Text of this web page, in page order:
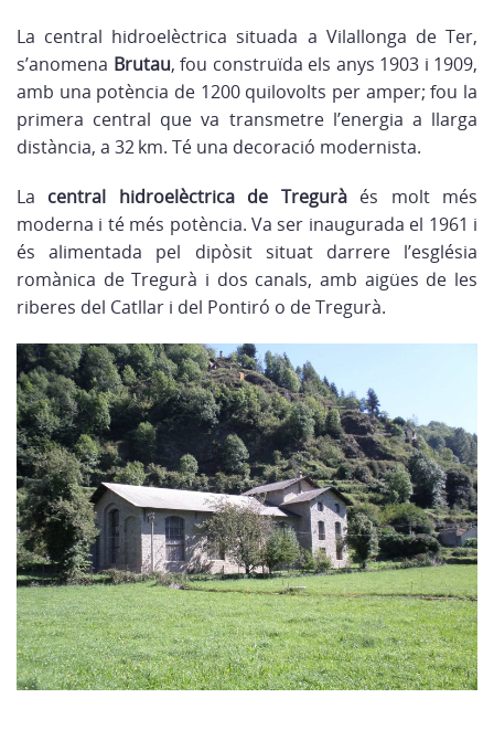
La central hidroelèctrica situada a Vilallonga de Ter,
s’anomena Brutau, fou construïda els anys 1903 i 1909,
amb una potència de 1200 quilovolts per amper; fou la
primera central que va transmetre l’energia a llarga
distància, a 32 km. Té una decoració modernista.
La central hidroelèctrica de Treguràés molt més
moderna i té més potència. Va ser inaugurada el 1961 i
és alimentada pel dipòsit situat darrere l’església
romànica de Tregurà i dos canals, amb aigües de les
riberes del Catllar i del Pontiró o de Tregurà.